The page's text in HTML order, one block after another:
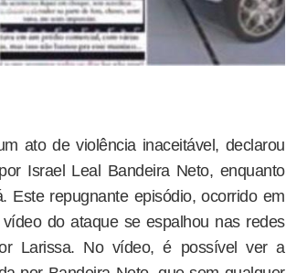
ato de violência inaceitável, declarou
Israel Leal Bandeira Neto, enquanto
Este repugnante episódio, ocorrido em
do ataque se espalhou nas redes
Larissa. No vídeo, é possível ver a